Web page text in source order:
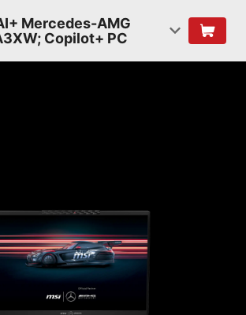
Mercedes-AMG
Copilot+ PC